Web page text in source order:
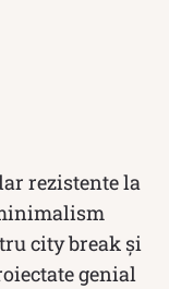
rezistente la
city break și
genial